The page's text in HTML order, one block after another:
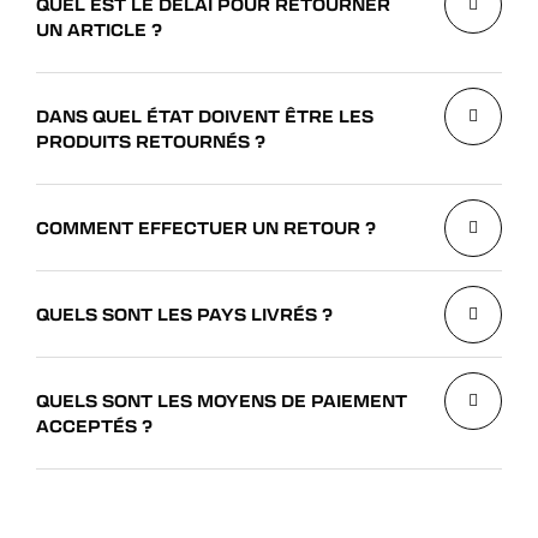
UN ARTICLE ?
DANS QUEL ÉTAT DOIVENT ÊTRE LES
PRODUITS RETOURNÉS ?
COMMENT EFFECTUER UN RETOUR ?
QUELS SONT LES PAYS LIVRÉS ?
QUELS SONT LES MOYENS DE PAIEMENT
ACCEPTÉS ?